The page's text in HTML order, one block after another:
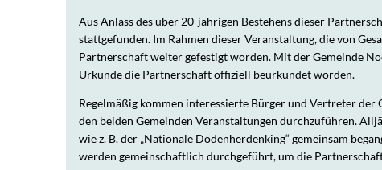
Aus Anlass des über 20-jährigen Bestehens dieser
stattgefunden. Im Rahmen dieser Veranstaltung, die von
Partnerschaft weiter gefestigt worden. Mit der Gemeinde
Urkunde die Partnerschaft offiziell beurkundet worden.
Regelmäßig kommen interessierte Bürger und Vertreter der
den beiden Gemeinden Veranstaltungen durchzuführen.
wie z. B. der „Nationale Dodenherdenking“ gemeinsam
werden gemeinschaftlich durchgeführt, um die